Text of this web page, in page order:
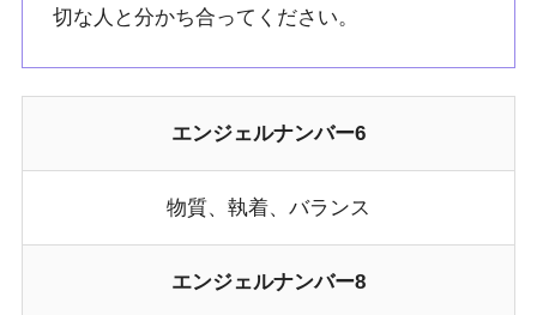
切な人と分かち合ってください。
エンジェルナンバー6
物質、執着、バランス
エンジェルナンバー8